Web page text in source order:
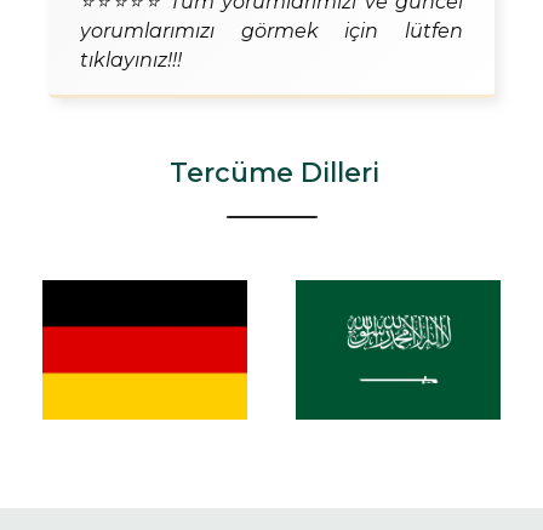
yorumlarımızı görmek için lütfen
tıklayınız!!!
Tercüme Dilleri